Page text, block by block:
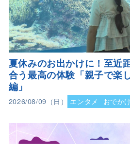
夏休みのお出かけに！至近
合う最高の体験「親子で楽
編」
2026/08/09（日） エンタメ おでかけ